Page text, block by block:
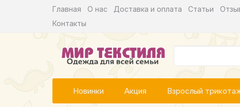
Главная О нас Доставка и оплата Статьи
Контакты
Новинки Акция Взрослый